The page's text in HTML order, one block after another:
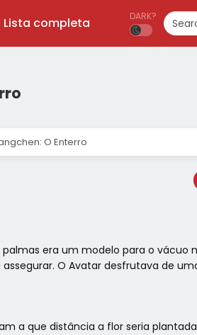
Lista completa DARK?
O Enterro
era um modelo para o vácuo
O Avatar desfrutava de
a que distância a flor seria